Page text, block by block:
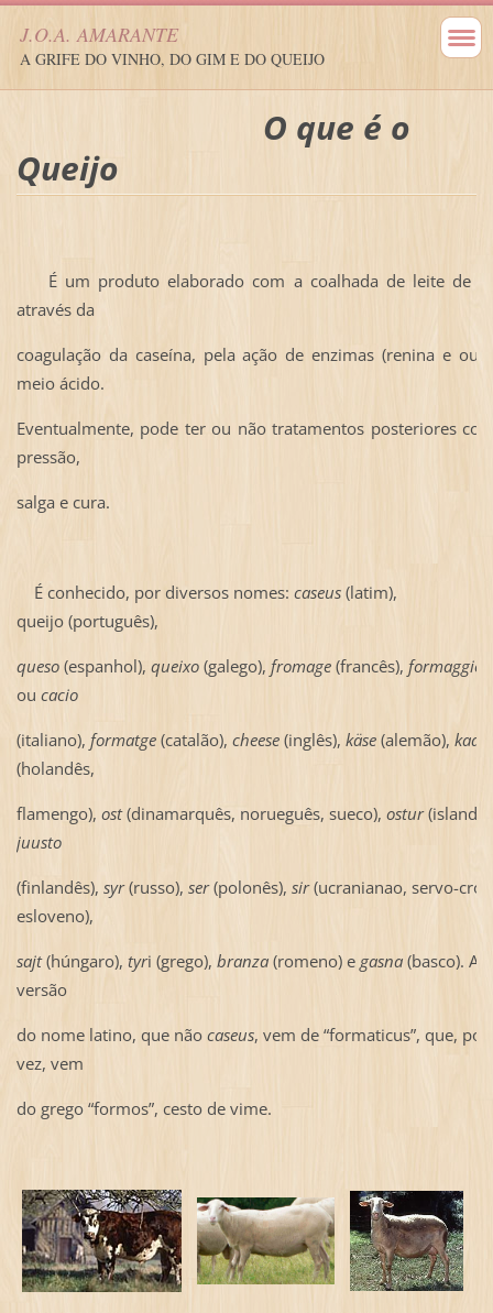
J.O.A. AMARANTE
A GRIFE DO VINHO, DO GIM E DO QUEIJO
O que é o
Queijo
É um produto elaborado com a coalhada de leite de
através da
coagulação da caseína, pela ação de enzimas (renina e
meio ácido.
Eventualmente, pode ter ou não tratamentos posteriores
pressão,
salga e cura.
É conhecido, por diversos nomes: caseus(latim),
queijo (português),
queso (espanhol), queixo(galego), fromage(francês), formaggio
ou cacio
(italiano), formatge(catalão), cheese(inglês), käse(alemão), kaas
(holandês,
flamengo), ost(dinamarquês, norueguês, sueco), ostur
juusto
(finlandês), syr(russo), ser(polonês), sir(ucranianao, servo-
esloveno),
sajt(húngaro), tyri (grego), branza(romeno) e gasna(basco). A
versão
do nome latino, que não caseus, vem de “formaticus”, que, por
vez, vem
do grego “formos”, cesto de vime.